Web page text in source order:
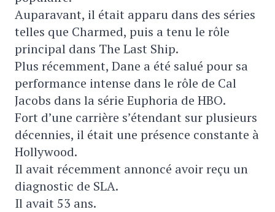
Auparavant, il était apparu dans des séries
telles que Charmed, puis a tenu le rôle
principal dans The Last Ship.
Plus récemment, Dane a été salué pour sa
performance intense dans le rôle de Cal
Jacobs dans la série Euphoria de HBO.
Fort d’une carrière s’étendant sur plusieurs
décennies, il était une présence constante à
Hollywood.
Il avait récemment annoncé avoir reçu un
diagnostic de SLA.
Il avait 53 ans.